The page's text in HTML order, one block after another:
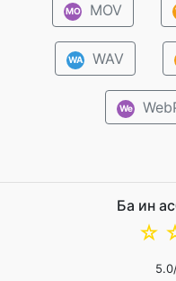
MO MOV
WA WAV
We
Ба ин
☆
5.0